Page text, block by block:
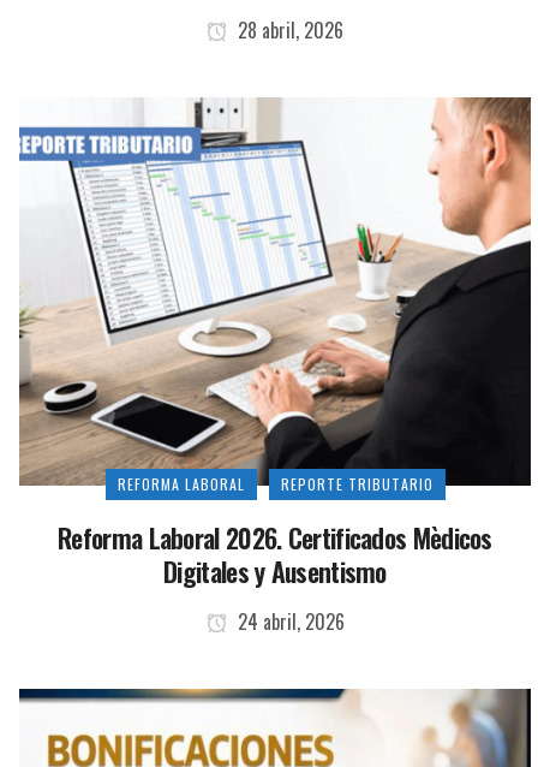
28 abril, 2026
REFORMA LABORAL REPORTE TRIBUTARIO
Reforma Laboral 2026. Certificados Mèdicos
Digitales y Ausentismo
24 abril, 2026